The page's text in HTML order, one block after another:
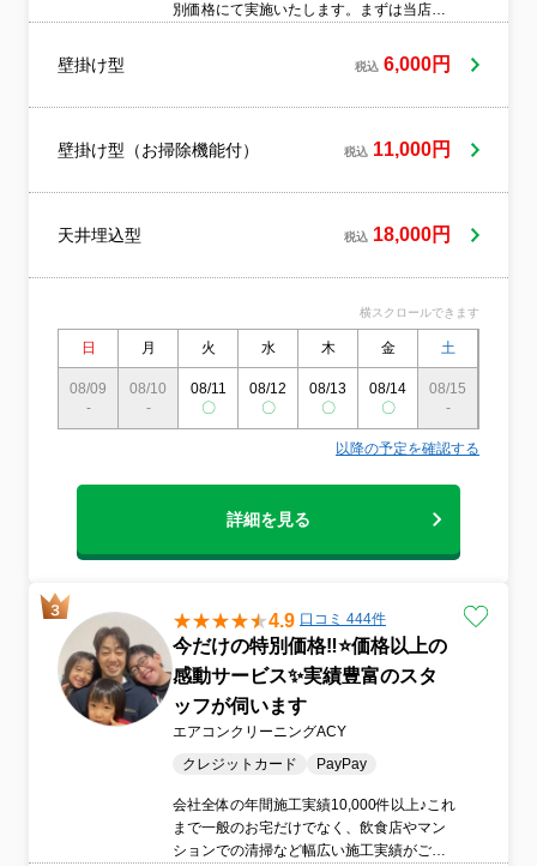
別価格にて実施いたします。まずは当店の
わってプロがお手伝い。あなたでは太刀打
ちできない汚れもピカピカにします！●エア
様を笑顔に！】を一心に全スタッフで実現
で7年の経験があり、エアコンクリーニング
プロフェッショナルスタッフを擁してお
ます。どんな小さなことでも大切に扱い、
細かな部分まで洗浄しきれいに仕上げま
す。それが私たちのサービスの特徴であ
り、 これまで数多くのお客さまから支持
命は、皆さまの生活空間を快適に、健康で
てなしとプロフェッショナルな技術を提供
壁掛け型 税込 6,000円
壁掛け型（お掃除機能付） 税込 11,000円
天井埋込型 税込 18,000円
横スクロールできます
日 月 火 水 木 金 土
08/09
-
08/10
-
08/11
〇
08/12
〇
08/13
〇
08/14
〇
08/15
-
以降の予定を確認する
詳細を見る
4.9 口コミ 444件
今だけの特別価格‼️⭐価格以上の
感動サービス✨実績豊富のスタ
ッフが伺います
エアコンクリーニングACY
クレジットカード
PayPay
会社全体の年間施工実績10,000件以上♪これ
まで一般のお宅だけでなく、飲食店やマン
ションでの清掃など幅広い施工実績がござ